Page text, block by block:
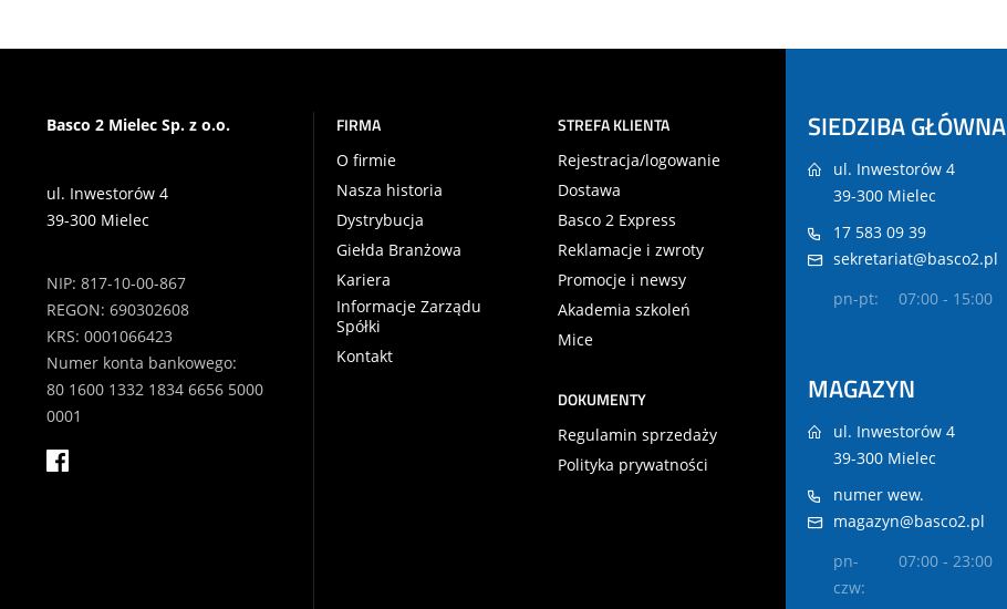
Basco 2 Mielec Sp. z o.o.
ul. Inwestorów 4
39-300 Mielec
NIP: 817-10-00-867
REGON: 690302608
KRS: 0001066423
Numer konta bankowego:
80 1600 1332 1834 6656 5000
0001
FIRMA
O firmie
Nasza historia
Dystrybucja
Giełda Branżowa
Kariera
Informacje Zarządu
Spółki
Kontakt
STREFA KLIENTA
Rejestracja/logowanie
Dostawa
Basco 2 Express
Reklamacje i zwroty
Promocje i newsy
Akademia szkoleń
Mice
DOKUMENTY
Regulamin sprzedaży
Polityka prywatności
SIEDZIBA GŁÓWNA
ul. Inwestorów 4
39-300 Mielec
17 583 09 39
sekretariat@basco2.pl
pn-pt:
07:00 - 15:00
MAGAZYN
ul. Inwestorów 4
39-300 Mielec
numer wew.
magazyn@basco2.pl
pn-
czw:
07:00 - 23:00